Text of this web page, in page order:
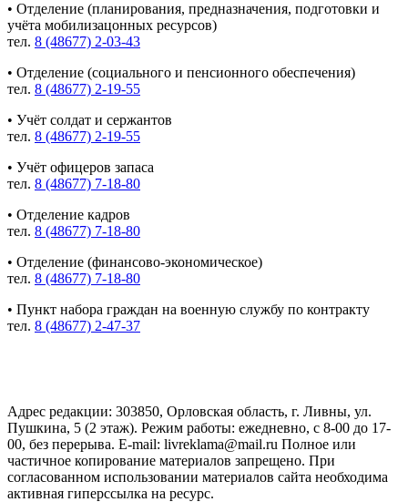
• Отделение (планирования, предназначения, подготовки и
учёта мобилизацонных ресурсов)
тел. 8 (48677) 2-03-43
• Отделение (социального и пенсионного обеспечения)
тел. 8 (48677) 2-19-55
• Учёт солдат и сержантов
тел. 8 (48677) 2-19-55
• Учёт офицеров запаса
тел. 8 (48677) 7-18-80
• Отделение кадров
тел. 8 (48677) 7-18-80
• Отделение (финансово-экономическое)
тел. 8 (48677) 7-18-80
• Пункт набора граждан на военную службу по контракту
тел. 8 (48677) 2-47-37
Адрес редакции: 303850, Орловская область, г. Ливны, ул.
Пушкина, 5 (2 этаж). Режим работы: ежедневно, с 8-00 до 17-
00, без перерыва. E-mail: livreklama@mail.ru Полное или
частичное копирование материалов запрещено. При
согласованном использовании материалов сайта необходима
активная гиперссылка на ресурс.